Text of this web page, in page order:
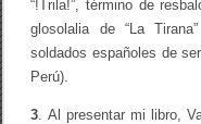
“!Trila!”, término de
glosolalia de “La
soldados españoles de
Perú).
3. Al presentar mi libro,